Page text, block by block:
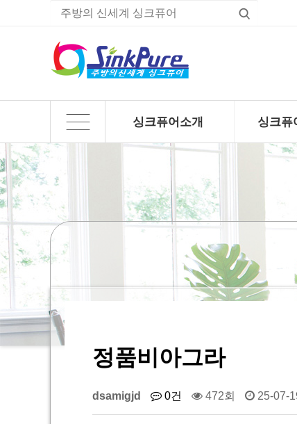
싱크퓨어소개 싱크퓨
하위분류
하위분류
정품비아그라
dsamigjd 0건 472회 25-07-